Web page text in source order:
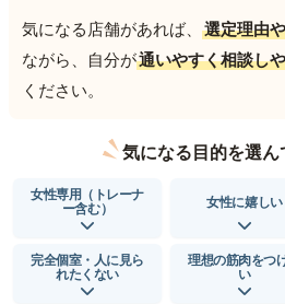
気になる店舗があれば、
選定理由
ながら、自分が通いやすく相談し
ください。
気になる目的を選ん
女性専用（トレーナ
ー含む）
女性に嬉しい
完全個室・人に見ら
れたくない
理想の筋肉をつ
い